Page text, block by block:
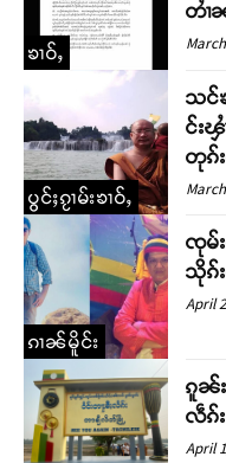
ၶၢဝ်ႇ
တၢႆ
ပွင်ႈၵႂၢမ်းၶၢဝ်ႇ
သင်
င်း
တုၵ်
ၵၢၼ်မိူင်း
ၸုမ်
သိုၵ်း
April
ၵူၼ်း
လဵၵ်
April